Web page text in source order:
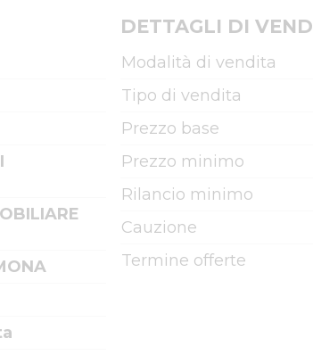
DETTAGLI DI
Modalità di vendita
Tipo di vendita
Prezzo base
Prezzo minimo
Rilancio minimo
Cauzione
Termine offerte